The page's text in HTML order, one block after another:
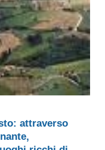
attraverso